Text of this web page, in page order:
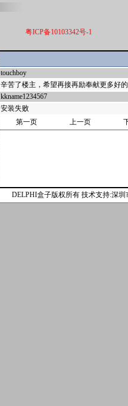
粤ICP备10103342号-1
touchboy
辛苦了楼主，希望再接再励奉献更多好
kkname1234567
安装失败
第一页
上一页
DELPHI盒子版权所有 技术支持:深